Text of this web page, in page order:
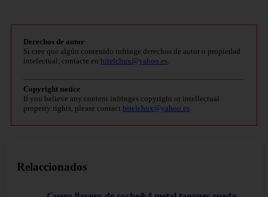
Derechos de autor
Si cree que algún contenido infringe derechos de autor o propiedad
intelectual, contacte en bitelchux@yahoo.es
Copyright notice
If you believe any content infringes copyright or intellectual
property rights, please contact bitelchux@yahoo.es
Relaccionados